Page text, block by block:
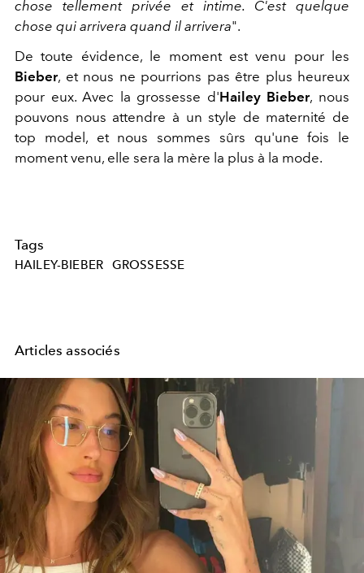
chose tellement privée et intime. C'est quelque
chose qui arrivera quand il arrivera".
De toute évidence, le moment est venu pour les
Bieber, et nous ne pourrions pas être plus heureux
pour eux. Avec la grossesse d'Hailey Bieber, nous
pouvons nous attendre à un style de maternité de
top model, et nous sommes sûrs qu'une fois le
moment venu, elle sera la mère la plus à la mode.
Tags
HAILEY-BIEBER GROSSESSE
Articles associés